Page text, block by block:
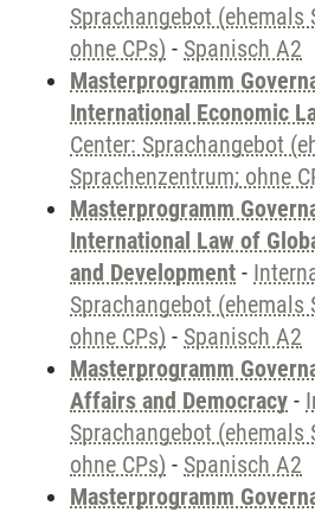
Sprachangebot (ehemals
ohne CPs) - Spanisch A2
Masterprogramm
International Economic
Center: Sprachangebot
Sprachenzentrum; ohne
Masterprogramm
International Law of
and Development -
Sprachangebot (ehemals
ohne CPs) - Spanisch A2
Masterprogramm
Affairs and Democracy -
Sprachangebot (ehemals
ohne CPs) - Spanisch A2
Masterprogramm